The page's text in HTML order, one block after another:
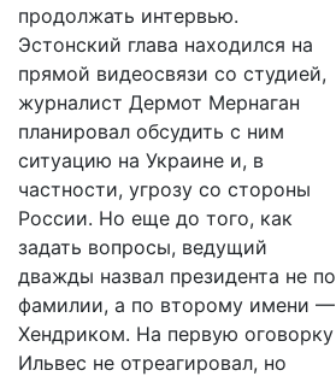
продолжать интервью.
Эстонский глава находился на
прямой видеосвязи со студией,
журналист Дермот Мернаган
планировал обсудить с ним
ситуацию на Украине и, в
частности, угрозу со стороны
России. Но еще до того, как
задать вопросы, ведущий
дважды назвал президента не по
фамилии, а по второму имени —
Хендриком. На первую оговорку
Ильвес не отреагировал, но